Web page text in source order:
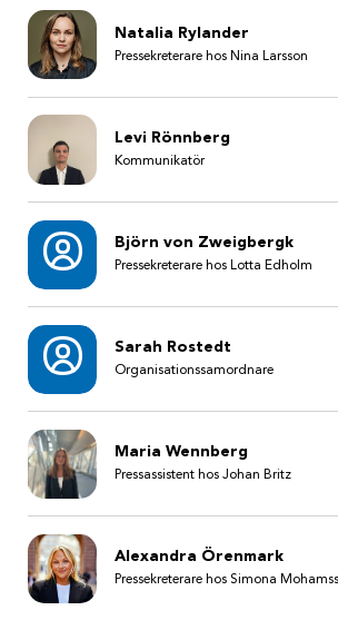
Natalia Rylander
Pressekreterare hos Nina Larsson
Levi Rönnberg
Kommunikatör
Björn von Zweigbergk
Pressekreterare hos Lotta Edholm
Sarah Rostedt
Organisationssamordnare
Maria Wennberg
Pressassistent hos Johan Britz
Alexandra Örenmark
Pressekreterare hos Simona